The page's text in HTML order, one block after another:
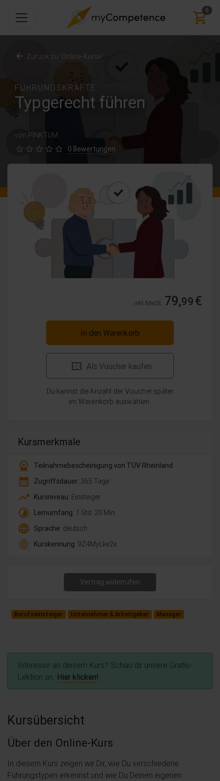
0
FÜHRUNGSKRÄFTE
Typgerecht führen
von PINKTUM
0 Bewertungen
Zurück zu 'Online-Kurse'
inkl. MwSt. 79,99€
In den Warenkorb
Als Voucher kaufen
Du kannst die Anzahl der Voucher später
im Warenkorb auswählen.
Kursmerkmale
workspace_premium
Teilnahmebescheinigung von TÜV Rheinland
calendar_month Zugriffsdauer: 365 Tage
trending_up Kursniveau: Einsteiger
timelapse Lernumfang: 1 Std. 20 Min.
language Sprache: deutsch
fingerprint Kurskennung: 9Z4MyLke2x
Vertrag widerrufen
Berufseinsteiger Unternehmer & Arbeitgeber Manager
Interesse an diesem Kurs? Schau dir unsere Gratis-
Lektion an. Hier klicken!
Kursübersicht
Über den Online-Kurs
In diesem Kurs zeigen wir Dir, wie Du verschiedene
Führungstypen erkennst und wie Du Deinen eigenen